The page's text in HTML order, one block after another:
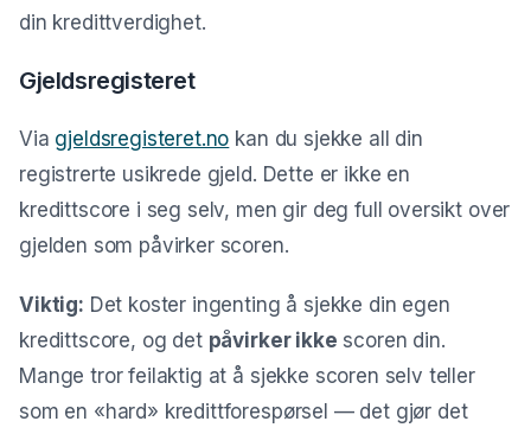
din kredittverdighet.
Gjeldsregisteret
Via gjeldsregisteret.no kan du sjekke all din
registrerte usikrede gjeld. Dette er ikke en
kredittscore i seg selv, men gir deg full oversikt over
gjelden som påvirker scoren.
Viktig: Det koster ingenting å sjekke din egen
kredittscore, og det påvirker ikke scoren din.
Mange tror feilaktig at å sjekke scoren selv teller
som en «hard» kredittforespørsel — det gjør det